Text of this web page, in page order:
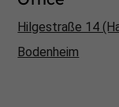
Hilgestraße 14
Bodenheim